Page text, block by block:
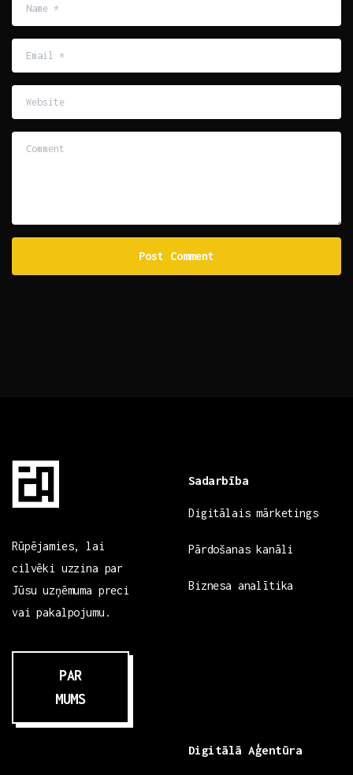
*
Website
Rūpējamies, lai
cilvēki uzzina par
Jūsu uzņēmuma preci
vai pakalpojumu.
PAR
MUMS
Sadarbība
Digitālais mārketings
Pārdošanas kanāli
Biznesa analītika
Digitālā Aģentūra